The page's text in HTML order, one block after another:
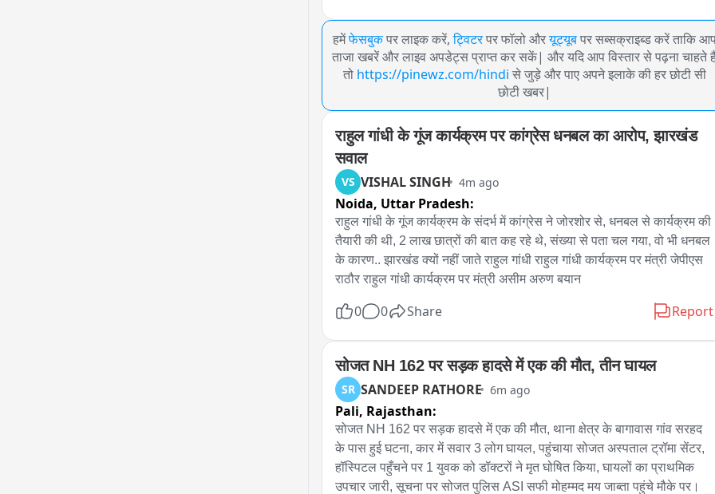
हमेंफेसबुक पर लाइक करें, ट्विटर पर फॉलो औरयूट्यूब पर सब्सक्राइब्ड करें ताकि
ताजा खबरें और लाइव अपडेट्स प्राप्त कर सकें| और यदि आप विस्तार से पढ़ना चाहते
तो https://pinewz.com/hindi से जुड़े और पाए अपने इलाके की हर छोटी सी
छोटी खबर|
राहुल गांधी के गूंज कार्यक्रम पर कांग्रेस धनबल का आरोप, झारखंड
सवाल
VS VISHAL SINGH 4m ago
Noida, Uttar Pradesh:
राहुल गांधी के गूंज कार्यक्रम के संदर्भ में कांग्रेस ने जोरशोर से, धनबल से कार्यक्रम की
तैयारी की थी, 2 लाख छात्रों की बात कह रहे थे, संख्या से पता चल गया, वो भी धनबल
के कारण.. झारखंड क्यों नहीं जाते राहुल गांधी राहुल गांधी कार्यक्रम पर मंत्री जेपीएस
राठौर राहुल गांधी कार्यक्रम पर मंत्री असीम अरुण बयान
0 0 Share Report
सोजत NH 162 पर सड़क हादसे में एक की मौत, तीन घायल
SR SANDEEP RATHORE 6m ago
Pali, Rajasthan:
सोजत NH 162 पर सड़क हादसे में एक की मौत, थाना क्षेत्र के बागावास गांव सरहद
के पास हुई घटना, कार में सवार 3 लोग घायल, पहुंचाया सोजत अस्पताल ट्रॉमा सेंटर,
हॉस्पिटल पहुँचने पर 1 युवक को डॉक्टरों ने मृत घोषित किया, घायलों का प्राथमिक
उपचार जारी, सूचना पर सोजत पुलिस ASI सफी मोहम्मद मय जाब्ता पहुंचे मौके पर।